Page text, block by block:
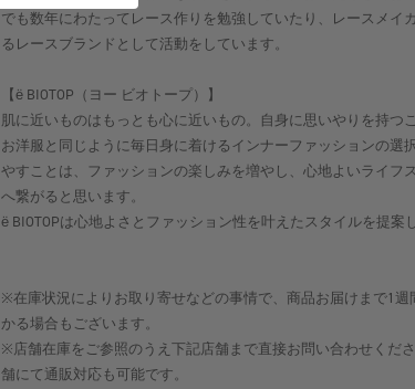
でも数年にわたってレース作りを勉強していたり、レースメイ
るレースブランドとして活動をしています。
【ё BIOTOP（ヨー ビオトープ）】
肌に近いものはもっとも心に近いもの。自身に思いやりを持つこ
お洋服と同じように毎日身に着けるインナーファッションの選
やすことは、ファッションの楽しみを増やし、心地よいライフ
へ繋がると思います。
ё BIOTOPは心地よさとファッション性を叶えたスタイルを提案
※在庫状況によりお取り寄せなどの事情で、商品お届けまで1週
かる場合もございます。
※店舗在庫をご参照のうえ下記店舗まで直接お問い合わせくだ
舗にて通販対応も可能です。